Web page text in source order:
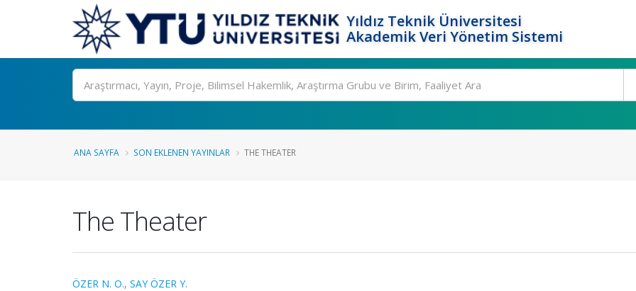
Yıldız Teknik Üniversitesi
Akademik Veri Yönetim Sistemi
Ara
ANA SAYFA SON EKLENEN YAYINLAR THE THEATER
The Theater
ÖZER N. O., SAY ÖZER Y.